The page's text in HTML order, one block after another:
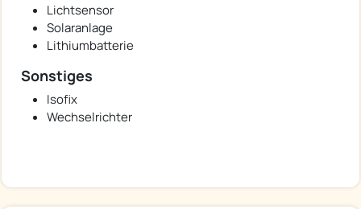
Lichtsensor
Solaranlage
Lithiumbatterie
Sonstiges
Isofix
Wechselrichter